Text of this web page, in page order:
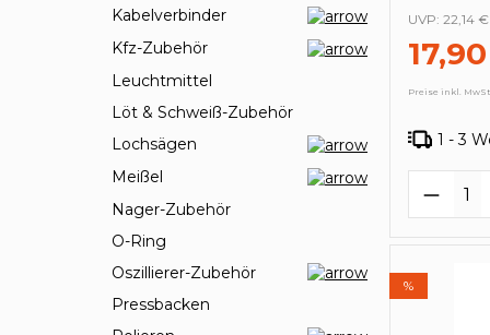
Kabelverbinder
Kfz-Zubehör
Leuchtmittel
Löt & Schweiß-Zubehör
Lochsägen
Meißel
Nager-Zubehör
O-Ring
Oszillierer-Zubehör
Pressbacken
UVP: 22,14 €
Preise inkl.
1 - 3
%